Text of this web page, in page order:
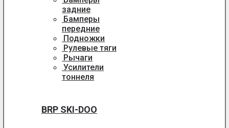
задние
Бамперы
передние
Подножки
Рулевые тяги
Рычаги
Усилители
тоннеля
BRP SKI-DOO